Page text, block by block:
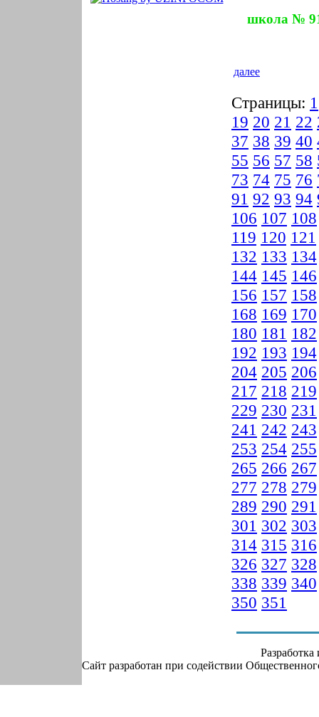
школа №
далее
Страницы: 1
19 20 21 22
37 38 39 40
55 56 57 58
73 74 75 76
91 92 93 94
106 107 108
119 120 121
132 133 134
144 145 146
156 157 158
168 169 170
180 181 182
192 193 194
204 205 206
217 218 219
229 230 231
241 242 243
253 254 255
265 266 267
277 278 279
289 290 291
301 302 303
314 315 316
326 327 328
338 339 340
350 351
Сайт разработан при содействии